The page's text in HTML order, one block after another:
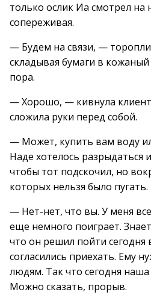
только ослик Иа смотрел на
сопереживая.
— Будем на связи, —
складывая бумаги в
пора.
— Хорошо, — кивнула
сложила руки перед собой.
— Может, купить вам воду
Наде хотелось разрыдаться
чтобы тот подскочил, но
которых нельзя было пугать.
— Нет-нет, что вы. У меня
еще немного поиграет.
что он решил пойти сегодня
согласились приехать. Ему
людям. Так что сегодня
Можно сказать, прорыв.